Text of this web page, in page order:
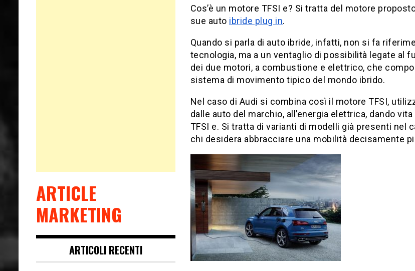
Cos’è un motore TFSI e? Si tratta del motore
sue auto ibride plug in.
Quando si parla di auto ibride, infatti, non si fa
tecnologia, ma a un ventaglio di possibilità legate al
dei due motori, a combustione e elettrico, che
sistema di movimento tipico del mondo ibrido.
Nel caso di Audi si combina così il motore TFSI,
dalle auto del marchio, all’energia elettrica, dando vita
TFSI e. Si tratta di varianti di modelli già presenti nel
chi desidera abbracciare una mobilità decisamente
ARTICLE
MARKETING
ARTICOLI RECENTI